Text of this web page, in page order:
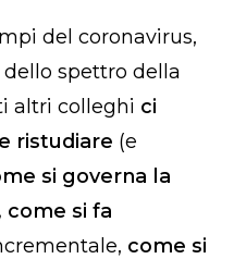
del coronavirus,
spettro della
altri colleghi ci
ristudiare (e
si governa la
si fa
come si